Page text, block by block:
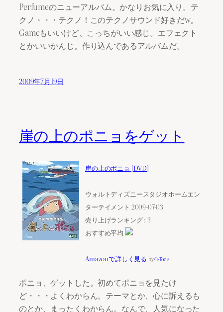
Perfumeのニューアルバム。かなりお気に入り。テ
クノ・・・テクノ！このテクノサウンド好きだw。
Gameもいいけど、こっちがいい感じ。エフェクト
とかいいかんじ。作り込んであるアルバムだ。
2009年7月19日
崖の上のポニョをゲット
崖の上のポニョ [DVD]
ウォルトディズニースタジオホームエン
ターテイメント 2009-07-03
売り上げランキング : 3
おすすめ平均
Amazonで詳しく見る byG-Tools
ポニョ、ゲットした。初めてポニョを見たけ
ど・・・よくわからん。テーマとか、心に訴えるも
のとか、まったくわからん。なんで、人気になった